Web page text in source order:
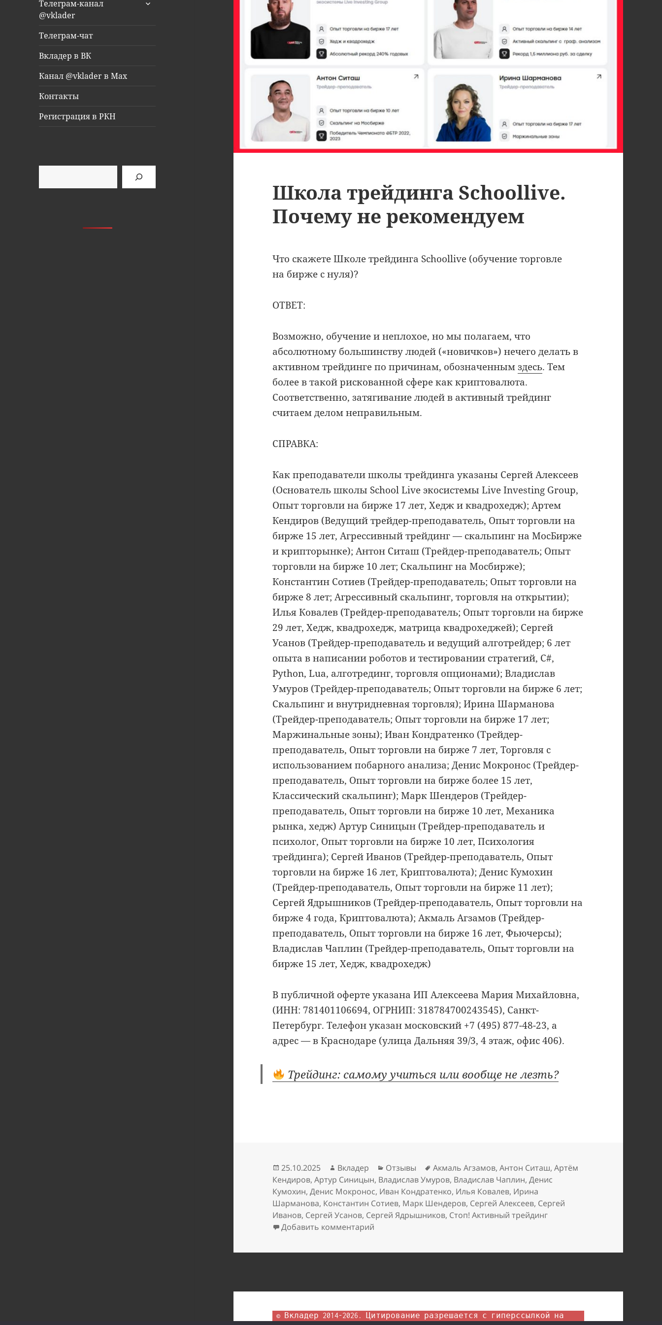
Телеграм-канал
@vklader
Телеграм-чат
Вкладер в ВК
Канал @vklader в Max
Контакты
Регистрация в РКН
Школа трейдинга Schoollive.
Почему не рекомендуем
Что скажете Школе трейдинга Schoollive (обучение торговле
на бирже с нуля)?
ОТВЕТ:
Возможно, обучение и неплохое, но мы полагаем, что
абсолютному большинству людей («новичков») нечего делать в
активном трейдинге по причинам, обозначеннымздесь. Тем
более в такой рискованной сфере как криптовалюта.
Соответственно, затягивание людей в активный трейдинг
считаем делом неправильным.
СПРАВКА:
Как преподаватели школы трейдинга указаны Сергей Алексеев
(Основатель школы School Live экосистемы Live Investing Group,
Опыт торговли на бирже 17 лет, Хедж и квадрохедж); Артем
Кендиров (Ведущий трейдер-преподаватель, Опыт торговли на
бирже 15 лет, Агрессивный трейдинг — скальпинг на МосБирже
и крипторынке); Антон Ситаш (Трейдер-преподаватель; Опыт
торговли на бирже 10 лет; Скальпинг на Мосбирже);
Константин Сотиев (Трейдер-преподаватель; Опыт торговли на
бирже 8 лет; Агрессивный скальпинг, торговля на открытии);
Илья Ковалев (Трейдер-преподаватель; Опыт торговли на бирже
29 лет, Хедж, квадрохедж, матрица квадрохеджей); Сергей
Усанов (Трейдер-преподаватель и ведущий алготрейдер; 6 лет
опыта в написании роботов и тестировании стратегий, C#,
Python, Lua, алготрединг, торговля опционами); Владислав
Умуров (Трейдер-преподаватель; Опыт торговли на бирже 6 лет;
Скальпинг и внутридневная торговля); Ирина Шарманова
(Трейдер-преподаватель; Опыт торговли на бирже 17 лет;
Маржинальные зоны); Иван Кондратенко (Трейдер-
преподаватель, Опыт торговли на бирже 7 лет, Торговля с
использованием побарного анализа; Денис Мокронос (Трейдер-
преподаватель, Опыт торговли на бирже более 15 лет,
Классический скальпинг); Марк Шендеров (Трейдер-
преподаватель, Опыт торговли на бирже 10 лет, Механика
рынка, хедж) Артур Синицын (Трейдер-преподаватель и
психолог, Опыт торговли на бирже 10 лет, Психология
трейдинга); Сергей Иванов (Трейдер-преподаватель, Опыт
торговли на бирже 16 лет, Криптовалюта); Денис Кумохин
(Трейдер-преподаватель, Опыт торговли на бирже 11 лет);
Сергей Ядрышников (Трейдер-преподаватель, Опыт торговли на
бирже 4 года, Криптовалюта); Акмаль Агзамов (Трейдер-
преподаватель, Опыт торговли на бирже 16 лет, Фьючерсы);
Владислав Чаплин (Трейдер-преподаватель, Опыт торговли на
бирже 15 лет, Хедж, квадрохедж)
В публичной оферте указана ИП Алексеева Мария Михайловна,
(ИНН: 781401106694, ОГРНИП: 318784700243545), Санкт-
Петербург. Телефон указан московский +7 (495) 877-48-23, а
адрес — в Краснодаре (улица Дальняя 39/3, 4 этаж, офис 406).
Трейдинг: самому учиться или вообще не лезть?
Опубликовано
25.10.2025 Автор
Вкладер Рубрики
Отзывы Метки
Акмаль Агзамов,Антон Ситаш,Артём
Кендиров,Артур Синицын, Владислав Умуров, Владислав Чаплин,Денис
Кумохин,Денис Мокронос, Иван Кондратенко, Илья Ковалев, Ирина
Шарманова, Константин Сотиев, Марк Шендеров, Сергей Алексеев, Сергей
Иванов, Сергей Усанов, Сергей Ядрышников, Стоп! Активный трейдинг
Добавить комментарий
© Вкладер 2014-2026. Цитирование разрешается с гиперссылкой на